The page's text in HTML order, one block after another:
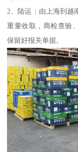
2、陆运：由上海到越
重量收取，商检查验
保留好报关单据。